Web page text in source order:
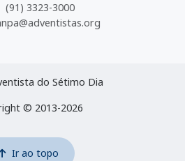
(91) 3323-3000
do Sétimo Dia
© 2013-2026
Ir ao topo